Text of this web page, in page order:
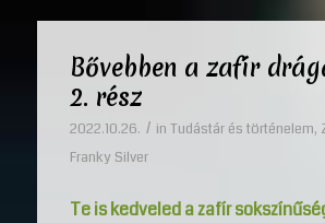
Bővebben a zafír
2. rész
2022.10.26. / in Tudástár és történelem,
Franky Silver
Te is kedveled a zafír